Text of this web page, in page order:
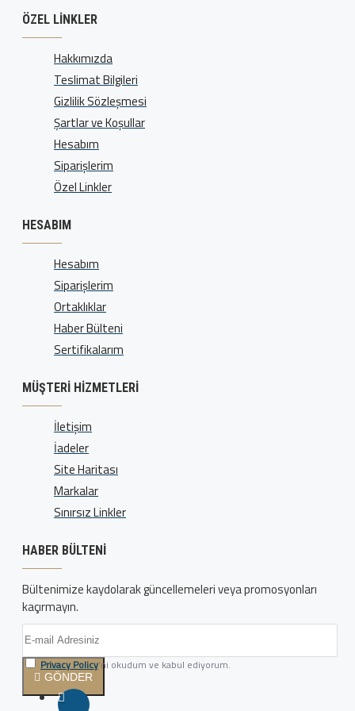
ÖZEL LINKLER
Hakkımızda
Teslimat Bilgileri
Gizlilik Sözleşmesi
Şartlar ve Koşullar
Hesabım
Siparişlerim
Özel Linkler
HESABIM
Hesabım
Siparişlerim
Ortaklıklar
Haber Bülteni
Sertifikalarım
MÜŞTERI HIZMETLERI
İletişim
İadeler
Site Haritası
Markalar
Sınırsız Linkler
HABER BÜLTENI
Bültenimize kaydolarak güncellemeleri veya promosyonları
kaçırmayın.
GÖNDER
Privacy Policy'ni okudum ve kabul ediyorum.